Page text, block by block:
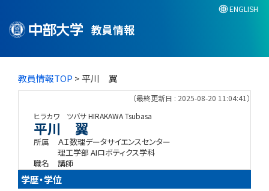
教員情報
ENGLISH
教員情報TOP > 平川 翼
（最終更新日 : 2025-08-20 11:04:41）
ヒラカワ ツバサHIRAKAWA Tsubasa
平川 翼
所属
ＡＩ数理データサイエンスセンター
理工学部 AIロボティクス学科
職名
講師
学歴・学位